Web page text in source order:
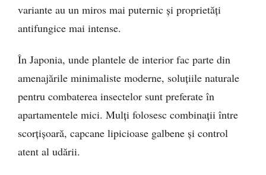
variante au un miros mai puternic și proprietăți
antifungice mai intense.
În Japonia, unde plantele de interior fac parte din
amenajările minimaliste moderne, soluțiile naturale
pentru combaterea insectelor sunt preferate în
apartamentele mici. Mulți folosesc combinații între
scorțișoară, capcane lipicioase galbene și control
atent al udării.